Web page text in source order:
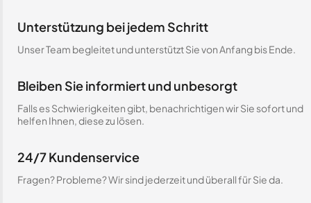
Unterstützung bei jedem Schritt
Unser Team begleitet und unterstützt Sie von Anfang bis Ende.
Bleiben Sie informiert und unbesorgt
Falls es Schwierigkeiten gibt, benachrichtigen wir Sie sofort und
helfen Ihnen, diese zu lösen.
24/7 Kundenservice
Fragen? Probleme? Wir sind jederzeit und überall für Sie da.